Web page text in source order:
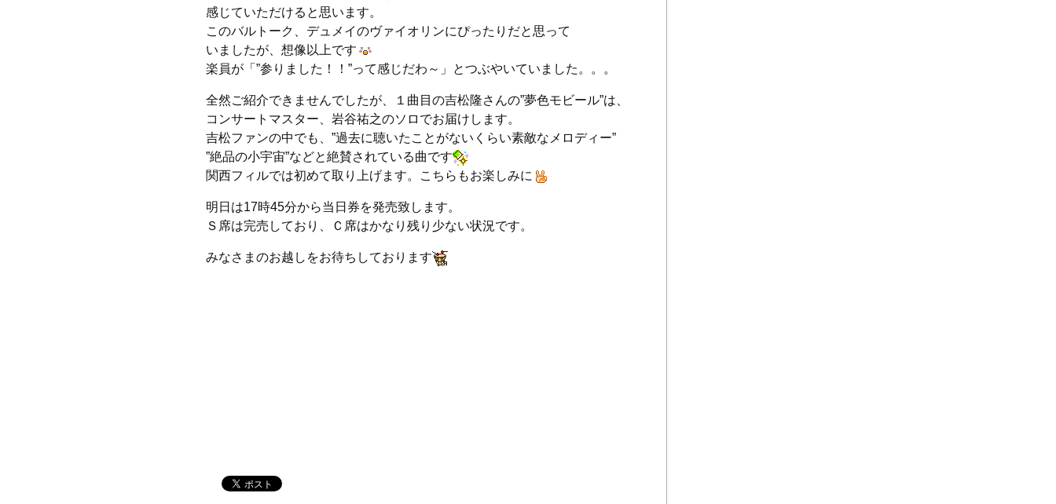
感じていただけると思います。
このバルトーク、デュメイのヴァイオリンにぴったりだと思って
いましたが、想像以上です
楽員が「”参りました！！”って感じだわ～」とつぶやいていました。。。
全然ご紹介できませんでしたが、１曲目の吉松隆さんの”夢色モビール”は、
コンサートマスター、岩谷祐之のソロでお届けします。
吉松ファンの中でも、”過去に聴いたことがないくらい素敵なメロディー”
”絶品の小宇宙”などと絶賛されている曲です
関西フィルでは初めて取り上げます。こちらもお楽しみに
明日は17時45分から当日券を発売致します。
Ｓ席は完売しており、Ｃ席はかなり残り少ない状況です。
みなさまのお越しをお待ちしております